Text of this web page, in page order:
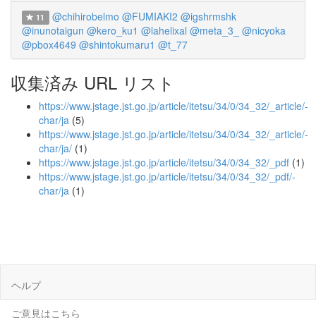
11 @chihirobelmo @FUMIAKI2 @igshrmshk
@inunotaigun @kero_ku1 @lahelixal @meta_3_
@nicyoka
@pbox4649 @shintokumaru1 @t_77
収集済み URL リスト
https://www.jstage.jst.go.jp/article/itetsu/34/0/34_32/_article/-
char/ja (5)
https://www.jstage.jst.go.jp/article/itetsu/34/0/34_32/_article/-
char/ja/ (1)
https://www.jstage.jst.go.jp/article/itetsu/34/0/34_32/_pdf (1)
https://www.jstage.jst.go.jp/article/itetsu/34/0/34_32/_pdf/-
char/ja (1)
ヘルプ
ご意見はこちら